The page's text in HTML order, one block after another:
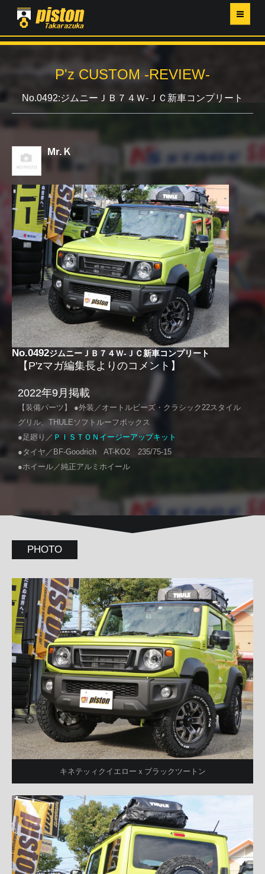
P'Z MAGAZINE
PISTON YAHOO店
営業日・イベントカレンダー
店舗ご案内
P'z CUSTOM -REVIEW-
No.0492:ジムニーＪＢ７４Ｗ-ＪＣ新車コンプリート
Mr.Ｋ
No.0492ジムニーＪＢ７４Ｗ-ＪＣ新車コンプリート
【P'zマガ編集長よりのコメント】
2022年9月掲載
【装備パーツ】 ●外装／オートルビーズ・クラシック22スタイル
グリル、THULEソフトルーフボックス
●足廻り／ ＰＩＳＴＯＮイージーアップキット
●タイヤ／BF-Goodrich AT-KO2 235/75-15
●ホイール／純正アルミホイール
PHOTO
キネテッィクイエローｘブラックツートン